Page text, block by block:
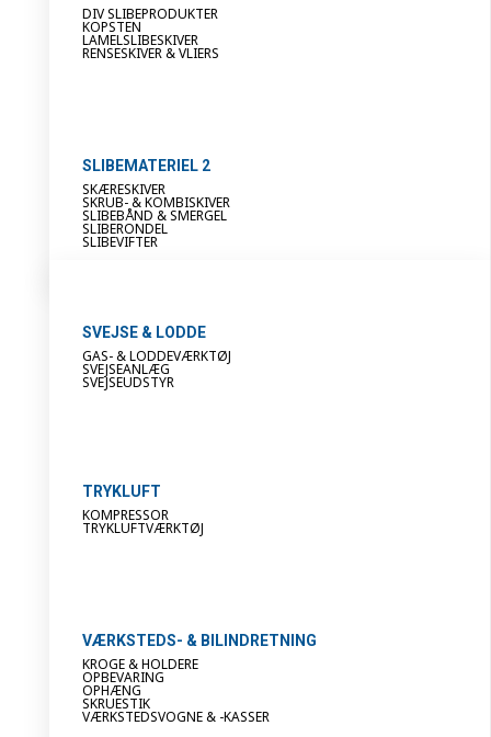
DIV SLIBEPRODUKTER
KOPSTEN
LAMELSLIBESKIVER
RENSESKIVER & VLIERS
SLIBEMATERIEL 2
SKÆRESKIVER
SKRUB- & KOMBISKIVER
SLIBEBÅND & SMERGEL
SLIBERONDEL
SLIBEVIFTER
SVEJSE & LODDE
GAS- & LODDEVÆRKTØJ
SVEJSEANLÆG
SVEJSEUDSTYR
TRYKLUFT
KOMPRESSOR
TRYKLUFTVÆRKTØJ
VÆRKSTEDS- & BILINDRETNING
KROGE & HOLDERE
OPBEVARING
OPHÆNG
SKRUESTIK
VÆRKSTEDSVOGNE & -KASSER